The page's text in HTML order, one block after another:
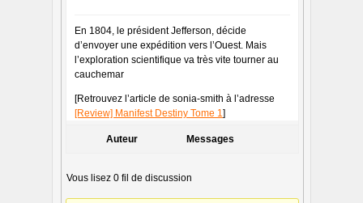
En 1804, le président Jefferson, décide
d’envoyer une expédition vers l’Ouest. Mais
l’exploration scientifique va très vite tourner au
cauchemar
[Retrouvez l’article de sonia-smith à l’adresse
[Review] Manifest Destiny Tome 1 ]
Auteur Messages
Vous lisez 0 fil de discussion